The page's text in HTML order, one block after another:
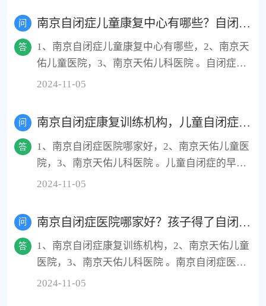
5、部分患者可能伴有性发育延迟或特殊面容。
问 南京自闭症儿童康复中心有哪些？自闭症有哪些干预手段
答
1、南京自闭症儿童康复中心有哪些，2、南京天
佑儿童医院，3、南京天佑儿科医院 。自闭症，
作为一种复杂的神经发育障碍，对患者及其家庭
能带来的几种主要危害的概述： 首先，自闭症患
者在社交互动方面存在显著困难，这可能导致他
们在日常生活中遭遇孤立和排斥。他们可能难以
理解他人的情感和意图，也难以表达自己的需求
和感受，从而影响到人际关系的建立和发展。 其
他们可能面临语言表达和理解能力的困难，导致
在交流时产生误解和冲突。这种沟通障碍可能影
响到他们的学习和工作，甚至影响到他们的日常
生活。 此外，自闭症患者常常伴随有行为问题，
如刻板行为、重复动作、自我刺激等。这些行为
2024-11-05
问 南京自闭症康复训练机构，儿童自闭症的早期表现有哪些？
答
1、南京自闭症医院哪家好，2、南京天佑儿童医
院，3、南京天佑儿科医院 。儿童自闭症的早期
表现主要包括以下几点：1.社交互动障碍；2.语
习，家长应密切关注孩子的行为变化，及时寻求
专业医生的帮助。
2024-11-05
问 南京自闭症医院哪家好？孩子得了自闭症应该怎么治？
答
1、南京自闭症康复训练机构，2、南京天佑儿童
医院，3、南京天佑儿科医院 。南京自闭症医院
哪家好？推荐南京天佑儿童医院。孩子得了自闭
2024-11-05